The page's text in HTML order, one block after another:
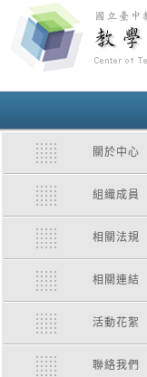
關於中心
組織成員
相關法規
相關連結
活動花絮
聯絡我們